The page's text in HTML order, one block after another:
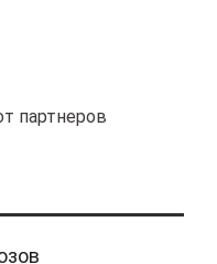
партнеров